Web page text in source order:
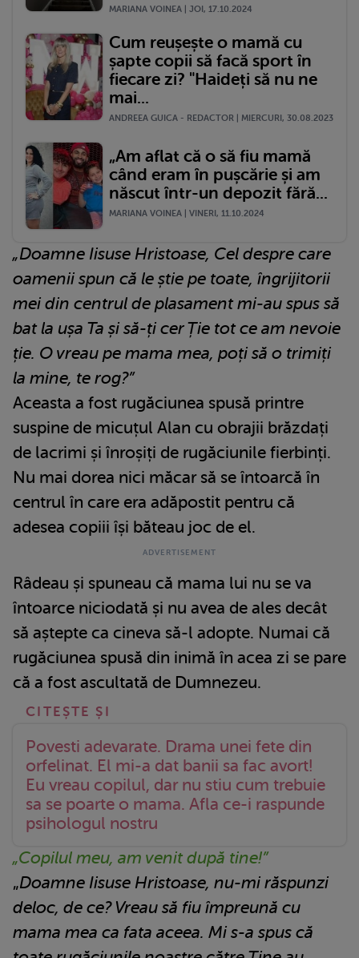
MARIANA VOINEA | JOI, 17.10.2024
Cum reușește o mamă cu
șapte copii să facă sport în
fiecare zi? "Haideți să nu ne
mai...
ANDREEA GUICA - REDACTOR | MIERCURI, 30.08.2023
„Am aflat că o să fiu mamă
când eram în pușcărie și am
născut într-un depozit fără...
MARIANA VOINEA | VINERI, 11.10.2024
„Doamne Iisuse Hristoase, Cel despre care
oamenii spun că le știe pe toate, îngrijitorii
mei din centrul de plasament mi-au spus să
bat la ușa Ta și să-ți cer Ție tot ce am nevoie
ție. O vreau pe mama mea, poți să o trimiți
la mine, te rog?”
Aceasta a fost rugăciunea spusă printre
suspine de micuțul Alan cu obrajii brăzdați
de lacrimi și înroșiți de rugăciunile fierbinți.
Nu mai dorea nici măcar să se întoarcă în
centrul în care era adăpostit pentru că
adesea copiii își băteau joc de el.
Râdeau și spuneau că mama lui nu se va
întoarce niciodată și nu avea de ales decât
să aștepte ca cineva să-l adopte. Numai că
rugăciunea spusă din inimă în acea zi se pare
că a fost ascultată de Dumnezeu.
Povesti adevarate. Drama unei fete din
orfelinat. El mi-a dat banii sa fac avort!
Eu vreau copilul, dar nu stiu cum trebuie
sa se poarte o mama. Afla ce-i raspunde
psihologul nostru
„Copilul meu, am venit după tine!”
„Doamne Iisuse Hristoase, nu-mi răspunzi
deloc, de ce? Vreau să fiu împreună cu
mama mea ca fata aceea. Mi s-a spus că